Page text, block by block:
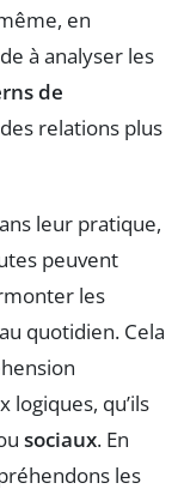
en
à analyser les
de
relations plus
leur pratique,
peuvent
les
quotidien. Cela
qu’ils
sociaux. En
les